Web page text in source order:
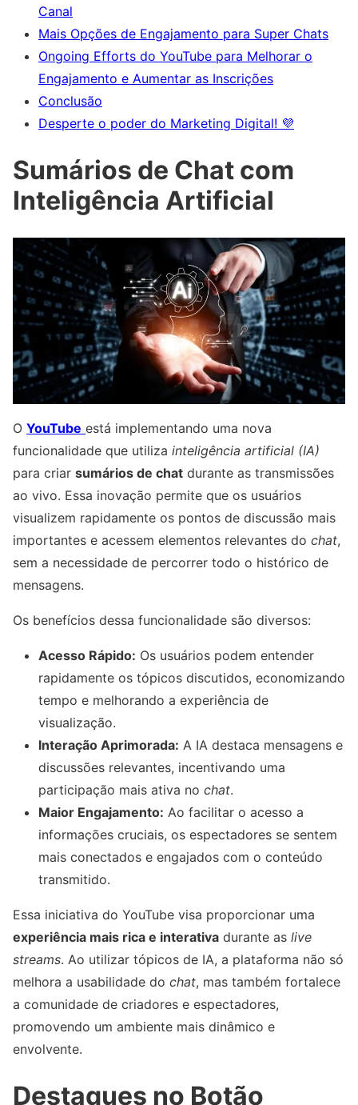
Canal
Mais Opções de Engajamento para Super Chats
Ongoing Efforts do YouTube para Melhorar o
Engajamento e Aumentar as Inscrições
Conclusão
Desperte o poder do Marketing Digital! 💜
Sumários de Chat com
Inteligência Artificial
O YouTube está implementando uma nova
funcionalidade que utiliza inteligência artificial (IA)
para criar sumários de chat durante as transmissões
ao vivo. Essa inovação permite que os usuários
visualizem rapidamente os pontos de discussão mais
importantes e acessem elementos relevantes do chat,
sem a necessidade de percorrer todo o histórico de
mensagens.
Os benefícios dessa funcionalidade são diversos:
Acesso Rápido: Os usuários podem entender
rapidamente os tópicos discutidos, economizando
tempo e melhorando a experiência de
visualização.
Interação Aprimorada: A IA destaca mensagens e
discussões relevantes, incentivando uma
participação mais ativa no chat.
Maior Engajamento: Ao facilitar o acesso a
informações cruciais, os espectadores se sentem
mais conectados e engajados com o conteúdo
transmitido.
Essa iniciativa do YouTube visa proporcionar uma
experiência mais rica e interativa durante as live
streams. Ao utilizar tópicos de IA, a plataforma não só
melhora a usabilidade do chat, mas também fortalece
a comunidade de criadores e espectadores,
promovendo um ambiente mais dinâmico e
envolvente.
Destaques no Botão